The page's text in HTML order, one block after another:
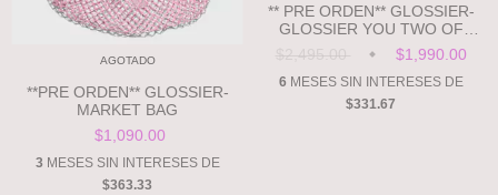
AGOTADO
**PRE ORDEN** GLOSSIER-
MARKET BAG
$1,090.00
3 MESES SIN INTERESES DE
$363.33
** PRE ORDEN** GLOSSIER-
GLOSSIER YOU TWO OF
YOU EAU DE PARFUM GIFT
$2,495.00 $1,990.00
6 MESES SIN INTERESES DE
$331.67